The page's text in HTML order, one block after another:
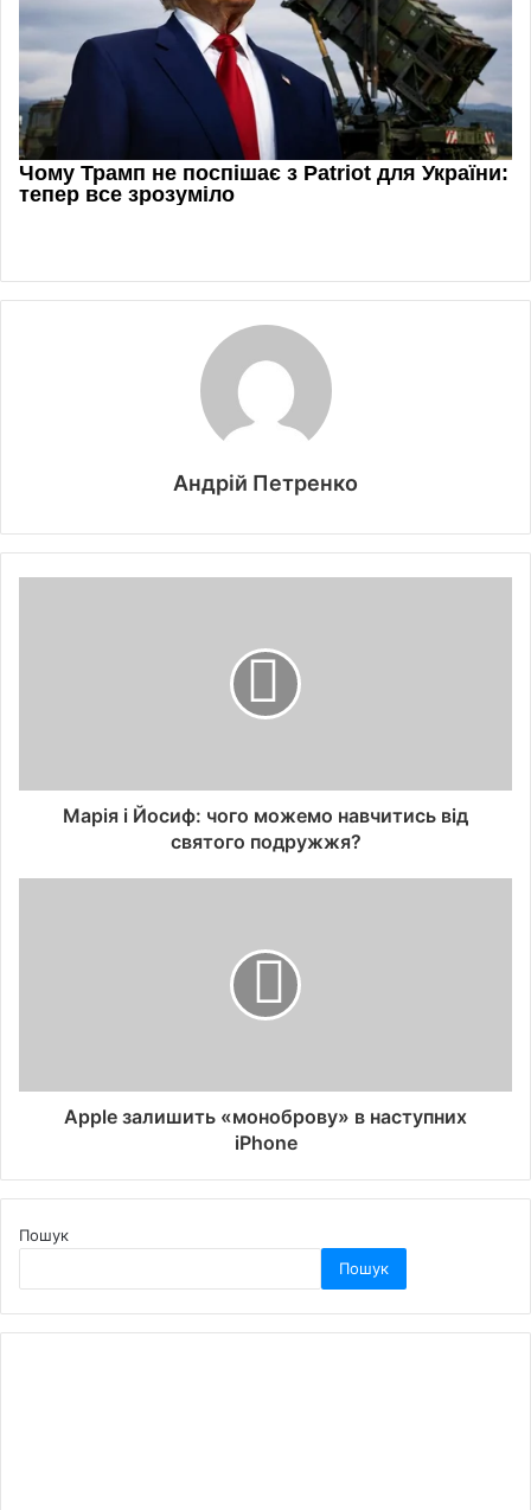
Андрій Петренко
Марія і Йосиф: чого можемо навчитись від
святого подружжя?
Apple залишить «моноброву» в наступних
iPhone
Пошук
Пошук